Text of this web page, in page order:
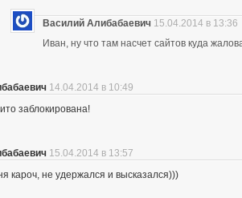
Василий Алибабаевич 15.04.2014 в 13:36
Иван, ну что там насчет сайтов куда
14.04.2014 в 10:49
заблокирована!
15.04.2014 в 13:57
кароч, не удержался и высказался)))